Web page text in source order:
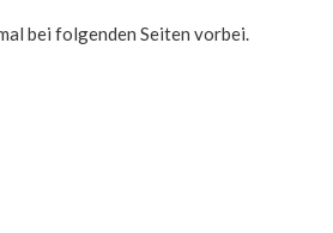
bei folgenden Seiten vorbei.